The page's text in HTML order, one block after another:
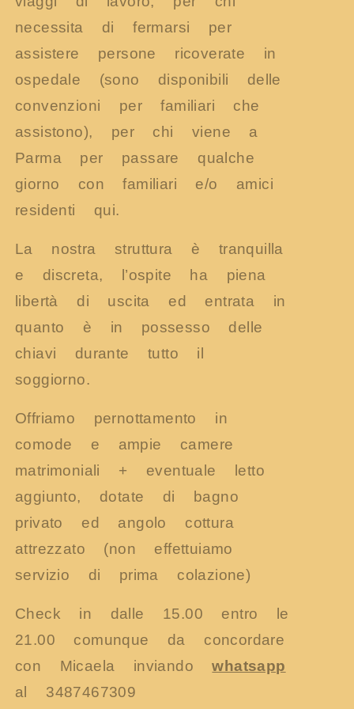
necessita di fermarsi per
assistere persone ricoverate in
ospedale (sono disponibili delle
convenzioni per familiari che
assistono), per chi viene a
Parma per passare qualche
giorno con familiari e/o amici
residenti qui.
La nostra struttura è tranquilla
e discreta, l’ospite ha piena
libertà di uscita ed entrata in
quanto è in possesso delle
chiavi durante tutto il
soggiorno.
Offriamo pernottamento in
comode e ampie camere
matrimoniali + eventuale letto
aggiunto, dotate di bagno
privato ed angolo cottura
attrezzato (non effettuiamo
servizio di prima colazione)
Check in dalle 15.00 entro le
21.00 comunque da concordare
con Micaela inviandowhatsapp
al 3487467309